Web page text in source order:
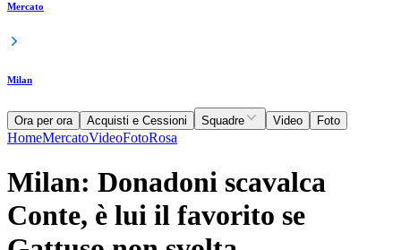
Mercato
Milan
Ora per ora Acquisti e Cessioni Squadre Video Foto
HomeMercatoVideoFotoRosa
Milan: Donadoni scavalca
Conte, è lui il favorito se